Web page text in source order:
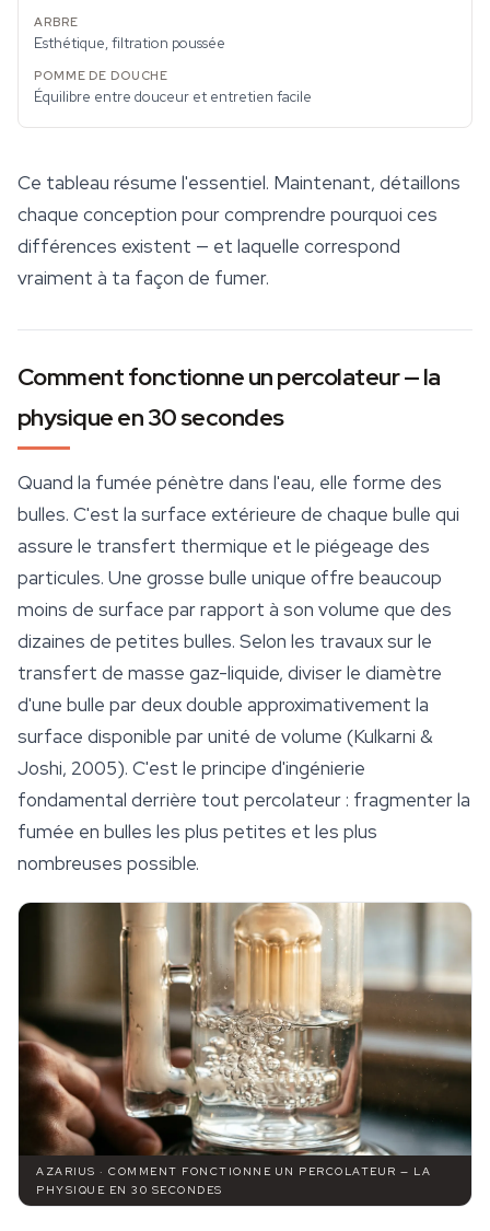
Esthétique, filtration poussée
Équilibre entre douceur et entretien facile
Ce tableau résume l'essentiel. Maintenant, détaillons
chaque conception pour comprendre pourquoi ces
différences existent — et laquelle correspond
vraiment à ta façon de fumer.
Comment fonctionne un percolateur — la
physique en 30 secondes
Quand la fumée pénètre dans l'eau, elle forme des
bulles. C'est la surface extérieure de chaque bulle qui
assure le transfert thermique et le piégeage des
particules. Une grosse bulle unique offre beaucoup
moins de surface par rapport à son volume que des
dizaines de petites bulles. Selon les travaux sur le
transfert de masse gaz-liquide, diviser le diamètre
d'une bulle par deux double approximativement la
surface disponible par unité de volume (Kulkarni &
Joshi, 2005). C'est le principe d'ingénierie
fondamental derrière tout percolateur : fragmenter la
fumée en bulles les plus petites et les plus
nombreuses possible.
AZARIUS · COMMENT FONCTIONNE UN PERCOLATEUR — LA
PHYSIQUE EN 30 SECONDES